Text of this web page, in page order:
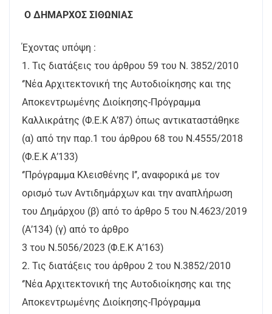
Ο ΔΗΜΑΡΧΟΣ ΣΙΘΩΝΙΑΣ
Έχοντας υπόψη :
1. Τις διατάξεις του άρθρου 59 του Ν. 3852/2010
‘’Νέα Αρχιτεκτονική της Αυτοδιοίκησης και της
Αποκεντρωμένης Διοίκησης-Πρόγραμμα
Καλλικράτης (Φ.Ε.Κ Α’87) όπως αντικαταστάθηκε
(α) από την παρ.1 του άρθρου 68 του Ν.4555/2018
(Φ.Ε.Κ Α’133)
‘’Πρόγραμμα Κλεισθένης Ι’’, αναφορικά με τον
ορισμό των Αντιδημάρχων και την αναπλήρωση
του Δημάρχου (β) από το άρθρο 5 του Ν.4623/2019
(Α’134) (γ) από το άρθρο
3 του Ν.5056/2023 (Φ.Ε.Κ Α’163)
2. Τις διατάξεις του άρθρου 2 του Ν.3852/2010
‘’Νέα Αρχιτεκτονική της Αυτοδιοίκησης και της
Αποκεντρωμένης Διοίκησης-Πρόγραμμα